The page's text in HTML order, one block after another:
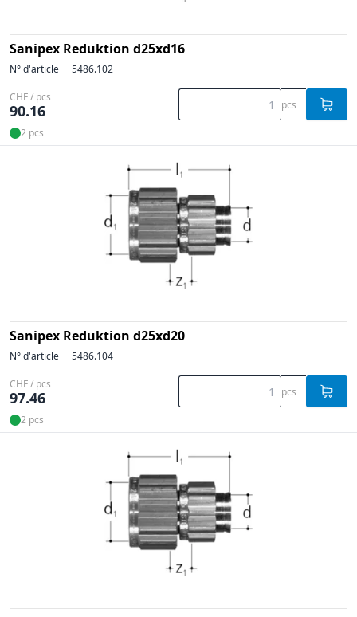
Sanipex Reduktion d25xd16
N° d'article 5486.102
CHF / pcs
90.16 pcs
2 pcs
Sanipex Reduktion d25xd20
N° d'article 5486.104
CHF / pcs
97.46 pcs
2 pcs